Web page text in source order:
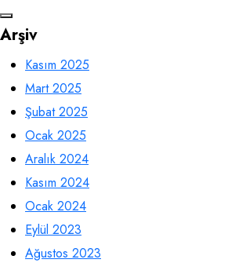
Arşiv
Kasım 2025
Mart 2025
Şubat 2025
Ocak 2025
Aralık 2024
Kasım 2024
Ocak 2024
Eylül 2023
Ağustos 2023